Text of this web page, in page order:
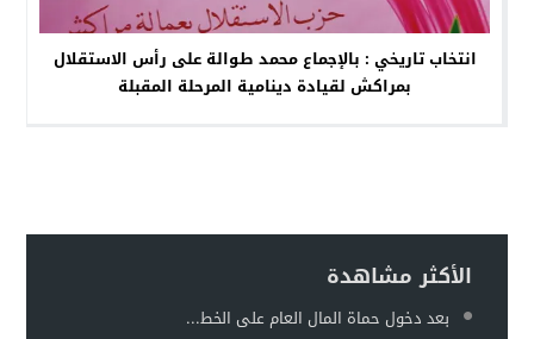
انتخاب تاريخي : بالإجماع محمد طوالة على رأس الاستقلال
بمراكش لقيادة دينامية المرحلة المقبلة
الأكثر مشاهدة
بعد دخول حماة المال العام على الخط...